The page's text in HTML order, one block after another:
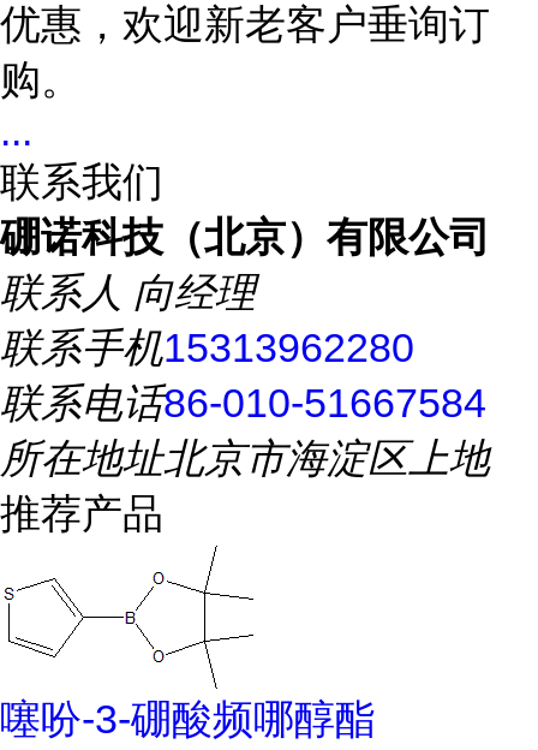
优惠，欢迎新老客户垂询订
购。
...
联系我们
硼诺科技（北京）有限公司
联系人 向经理
联系手机15313962280
联系电话86-010-51667584
所在地址北京市海淀区上地
推荐产品
噻吩-3-硼酸频哪醇酯